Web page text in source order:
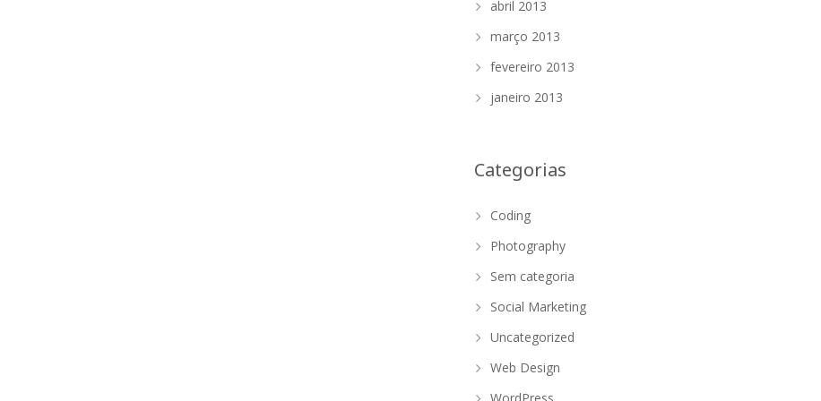
abril 2013
março 2013
fevereiro 2013
janeiro 2013
Categorias
Coding
Photography
Sem categoria
Social Marketing
Uncategorized
Web Design